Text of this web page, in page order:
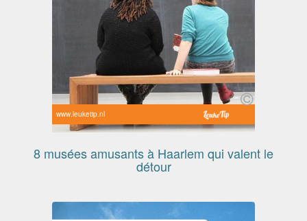
www.leuketip.nl
8 musées amusants à Haarlem qui valent le
détour